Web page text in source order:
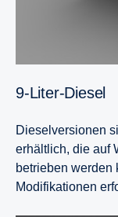
9-Liter-Diesel
Dieselversionen
erhältlich, die auf
betrieben werden
Modifikationen